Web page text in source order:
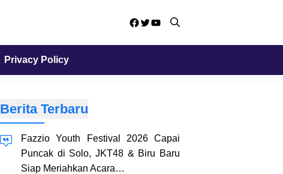
Facebook
Twitter
YouTube
Privacy Policy
Berita Terbaru
Fazzio Youth Festival 2026 Capai
Puncak di Solo, JKT48 & Biru Baru
Siap Meriahkan Acara…